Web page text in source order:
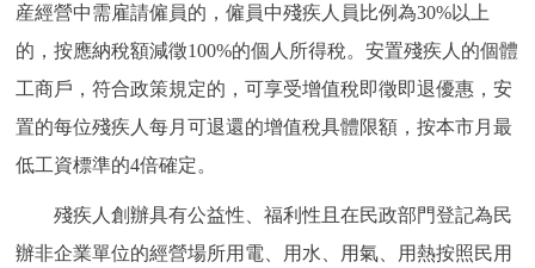
産經營中需雇請僱員的，僱員中殘疾人員比例為30%以上
的，按應納稅額減徵100%的個人所得稅。安置殘疾人的個體
工商戶，符合政策規定的，可享受增值稅即徵即退優惠，安
置的每位殘疾人每月可退還的增值稅具體限額，按本市月最
低工資標準的4倍確定。
殘疾人創辦具有公益性、福利性且在民政部門登記為民
辦非企業單位的經營場所用電、用水、用氣、用熱按照民用